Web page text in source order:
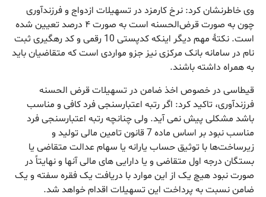
وی خاطرنشان کرد: نرخ کارمزد در تسهیلات ازدواج و فرزندآوری
چون به صورت قرض‌الحسنه است به صورت ۴ درصد تعیین شده
است. نکتۀ مهم دیگر اینکه کدپستی 10 رقمی و کد رهگیری ثبت
نام در سامانه بانک مرکزی نیز جزو مواردی است که متقاضیان باید
به همراه داشته باشند.
قیطاسی در خصوص اخذ ضامن در تسهیلات قرض الحسنه
فرزندآوری، تاکید کرد: اگر رتبه اعتبارسنجی فرد کافی و مناسب
باشد مشکلی پیش نمی آید. ولی چنانچه رتبه اعتبارسنجی فرد
مناسب نبود بر اساس ماده 7 قانون تامین مالی تولید و
زیرساخت‌ها با توثیق حساب یارانه یا سهام عدالت متقاضی یا
بستگان درجه اول متقاضی و یا دارایی های مالی آنها و نهایتاً در
صورت نبود هیچ یک از این موارد با دریافت یک فقره سفته و یک
ضامن نسبت به پرداخت این تسهیلات اقدام خواهد شد.